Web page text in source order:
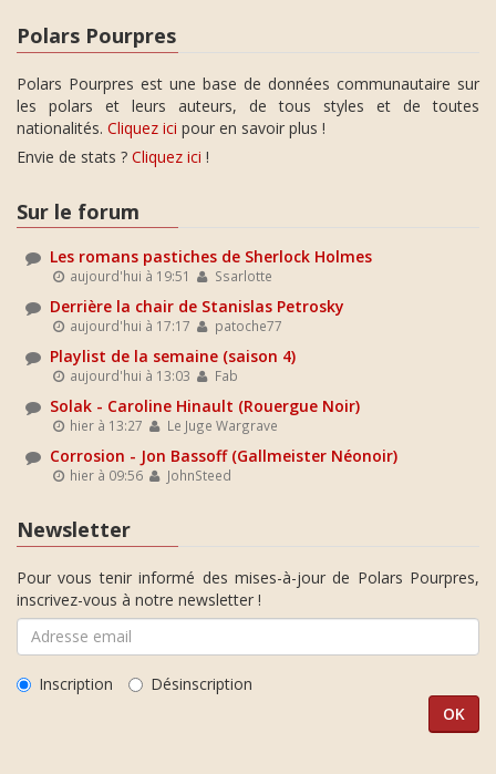
Polars Pourpres
Polars Pourpres est une base de données communautaire sur
les polars et leurs auteurs, de tous styles et de toutes
nationalités. Cliquez ici pour en savoir plus !
Envie de stats ? Cliquez ici !
Sur le forum
Les romans pastiches de Sherlock Holmes
aujourd'hui à 19:51 Ssarlotte
Derrière la chair de Stanislas Petrosky
aujourd'hui à 17:17 patoche77
Playlist de la semaine (saison 4)
aujourd'hui à 13:03 Fab
Solak - Caroline Hinault (Rouergue Noir)
hier à 13:27 Le Juge Wargrave
Corrosion - Jon Bassoff (Gallmeister Néonoir)
hier à 09:56 JohnSteed
Newsletter
Pour vous tenir informé des mises-à-jour de Polars Pourpres,
inscrivez-vous à notre newsletter !
Inscription Désinscription